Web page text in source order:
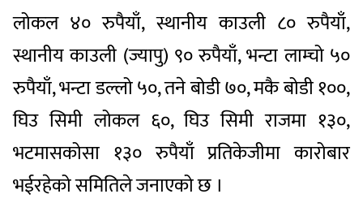
लोकल ४० रुपैयाँ, स्थानीय काउली ८० रुपैयाँ,
स्थानीय काउली (ज्यापु) ९० रुपैयाँ, भन्टा लाम्चो ५०
रुपैयाँ, भन्टा डल्लो ५०, तने बोडी ७०, मकै बोडी १००,
घिउ सिमी लोकल ६०, घिउ सिमी राजमा १३०,
भटमासकोसा १३० रुपैयाँ प्रतिकेजीमा कारोबार
भईरहेको समितिले जनाएको छ ।